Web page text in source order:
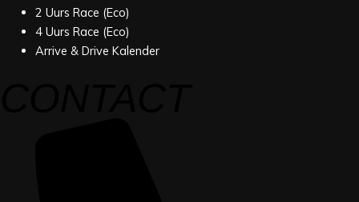
2 Uurs Race (Eco)
4 Uurs Race (Eco)
Arrive & Drive Kalender